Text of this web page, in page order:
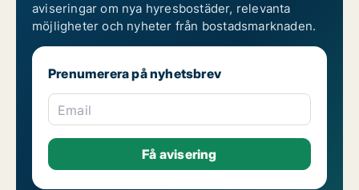
aviseringar om nya hyresbostäder, relevanta
möjligheter och nyheter från bostadsmarknaden.
Prenumerera på nyhetsbrev
Email